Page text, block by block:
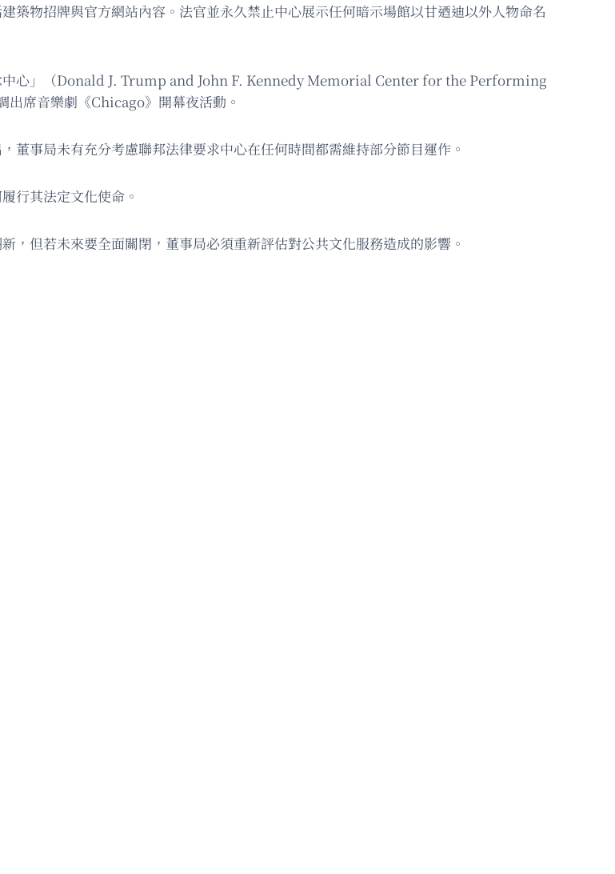
築物招牌與官方網站內容。法官並永久禁止中心展示任何暗示場館以甘迺迪以外人物命名
中心」（Donald J. Trump and John F. Kennedy Memorial Center for the Performing
席音樂劇《Chicago》開幕夜活動。
董事局未有充分考慮聯邦法律要求中心在任何時間都需維持部分節目運作。
行其法定文化使命。
，但若未來要全面關閉，董事局必須重新評估對公共文化服務造成的影響。